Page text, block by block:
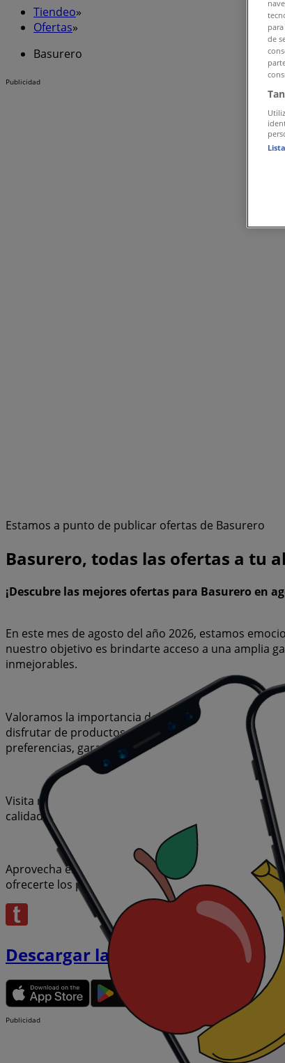
Tiendeo»
Ofertas»
Basurero
Publicidad
Estamos a punto de publicar ofertas de Basurero
Basurero, todas las ofertas a tu
¡Descubre las mejores ofertas para Basurero en
En este mes de agosto del año 2026, estamos
nuestro objetivo es brindarte acceso a una amplia
inmejorables.
Valoramos la importancia de sacar el máximo
disfrutar de productos de alta calidad sin afectar tu
preferencias, garantizando que cada compra sea
Visita nuestro sitio web y descubre por qué somos
calidad de vida. Sea lo que sea que busques,
Aprovecha esta oportunidad única de adquirir
ofrecerte los productos más destacados del
Descargar la APP
Publicidad
de